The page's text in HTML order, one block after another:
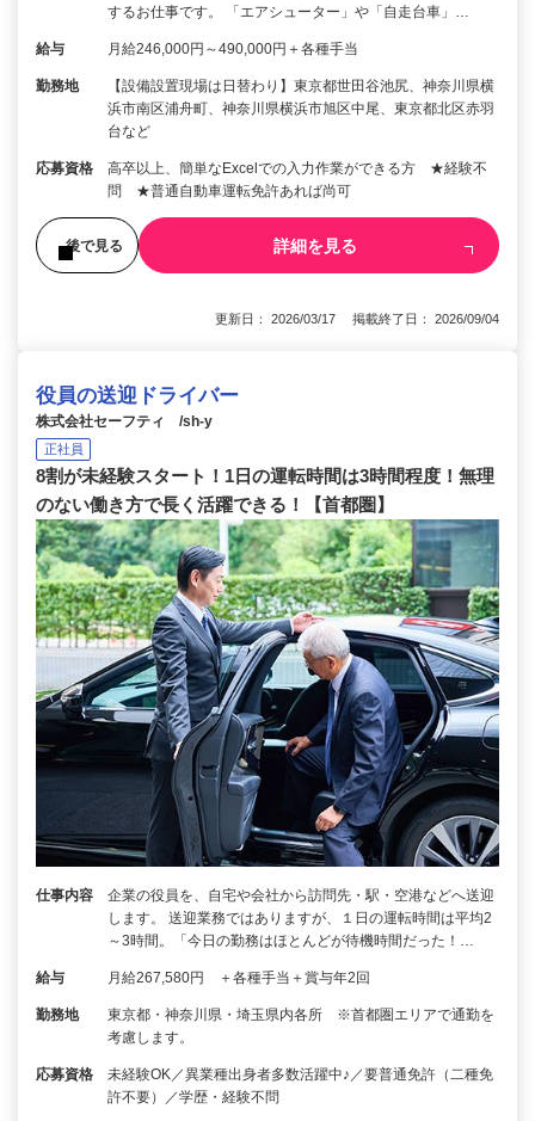
するお仕事です。 「エアシューター」や「自走台車」…
給与 月給246,000円～490,000円＋各種手当
勤務地
【設備設置現場は日替わり】東京都世田谷池尻、神奈川県横
浜市南区浦舟町、神奈川県横浜市旭区中尾、東京都北区赤羽
台など
応募資格
高卒以上、簡単なExcelでの入力作業ができる方 ★経験不
問 ★普通自動車運転免許あれば尚可
後で見る 詳細を見る
更新日： 2026/03/17 掲載終了日： 2026/09/04
役員の送迎ドライバー
株式会社セーフティ /sh-y
正社員
8割が未経験スタート！1日の運転時間は3時間程度！無理
のない働き方で長く活躍できる！【首都圏】
仕事内容
企業の役員を、自宅や会社から訪問先・駅・空港などへ送迎
します。 送迎業務ではありますが、１日の運転時間は平均2
～3時間。「今日の勤務はほとんどが待機時間だった！…
給与 月給267,580円 ＋各種手当＋賞与年2回
勤務地
東京都・神奈川県・埼玉県内各所 ※首都圏エリアで通勤を
考慮します。
応募資格
未経験OK／異業種出身者多数活躍中♪／要普通免許（二種免
許不要）／学歴・経験不問